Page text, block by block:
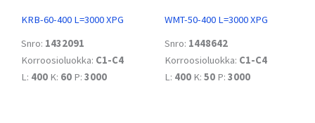
KRB-60-400 L=3000 XPG
Snro: 1432091
Korroosioluokka: C1-C4
L: 400 K: 60 P: 3000
WMT-50-400 L=3000 XPG
Snro: 1448642
Korroosioluokka: C1-C4
L: 400 K: 50 P: 3000